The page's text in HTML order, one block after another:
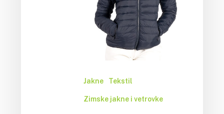
Jakne Tekstil
Zimske jakne i vetrovke